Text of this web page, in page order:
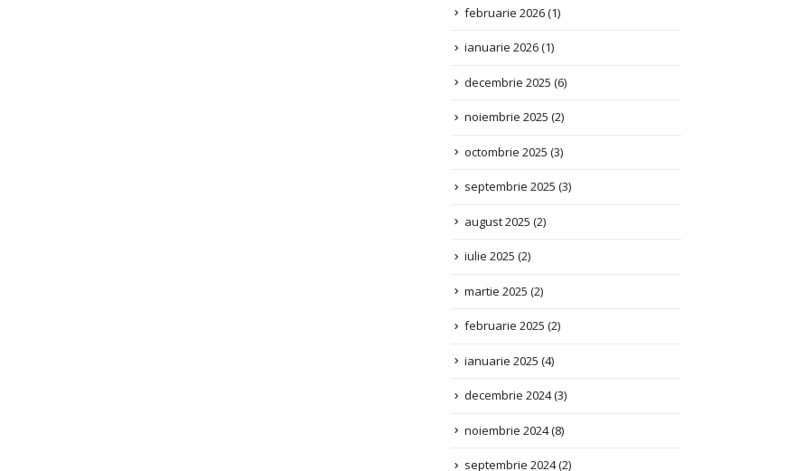
ianuarie 2026(1)
decembrie 2025(6)
noiembrie 2025(2)
octombrie 2025 (3)
septembrie 2025(3)
august 2025 (2)
iulie 2025(2)
martie 2025(2)
februarie 2025
ianuarie 2025(4)
decembrie 2024(3)
noiembrie 2024(8)
septembrie 2024(2)
iunie 2024(3)